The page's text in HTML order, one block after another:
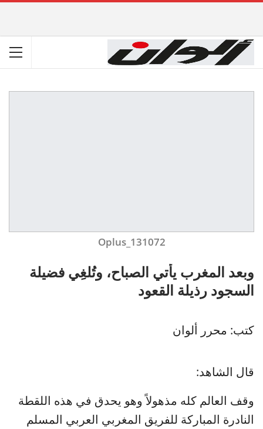
Oplus_131072
وبعد المغرب يأتي الصباح، وتُلغِي فضيلة
السجود رذيلة القعود
كتب: محرر ألوان
قال الشاهد:
وقف العالم كله مذهولاً وهو يحدق في هذه اللقطة
النادرة المباركة للفريق المغربي العربي المسلم